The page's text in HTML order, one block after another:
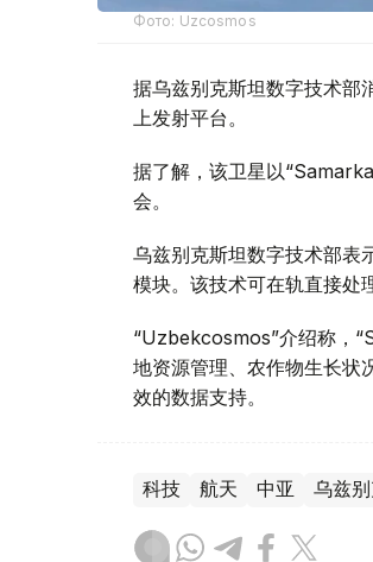
Фото: Uzcosmos
据乌兹别克斯坦数字技术部
上发射平台。
据了解，该卫星以
会。
乌兹别克斯坦数字技术部表
模块。该技术可在轨直接处
“Uzbekcosmos”介绍称，
地资源管理、农作物生长状
效的数据支持。
科技 航天 中亚 乌兹